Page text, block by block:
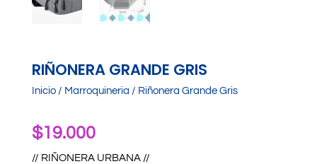
RIÑONERA GRANDE GRIS
Inicio/ Marroquineria / Riñonera Grande Gris
$19.000
// RIÑONERA URBANA //